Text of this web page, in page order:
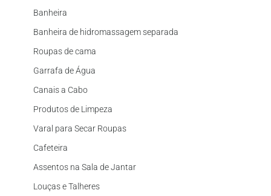
Banheira
Banheira de hidromassagem separada
Roupas de cama
Garrafa de Água
Canais a Cabo
Produtos de Limpeza
Varal para Secar Roupas
Cafeteira
Assentos na Sala de Jantar
Louças e Talheres